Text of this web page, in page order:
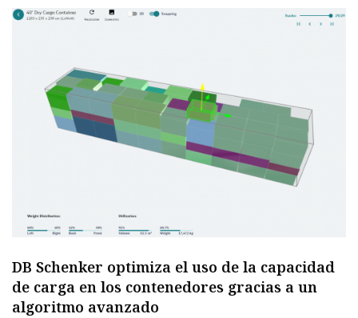
DB Schenker optimiza el uso de la capacidad
de carga en los contenedores gracias a un
algoritmo avanzado